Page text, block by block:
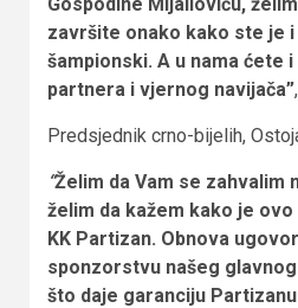
završite onako kako ste je i
šampionski. A u nama ćete
partnera i vjernog navijača”
Predsjednik crno-bijelih,
“Želim da Vam se zahvalim
želim da kažem kako je
KK Partizan. Obnova
sponzorstvu našeg
što daje garanciju